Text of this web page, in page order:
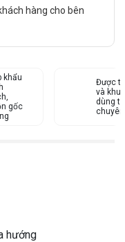
hàng cho bên
khẩu
gốc
Được
và
dùng từ
hướng